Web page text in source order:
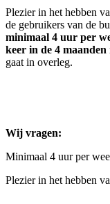
Plezier in het hebben
de gebruikers van de
minimaal 4 uur per
keer in de 4 maanden
gaat in overleg.
Wij vragen:
Minimaal 4 uur per
Plezier in het hebben